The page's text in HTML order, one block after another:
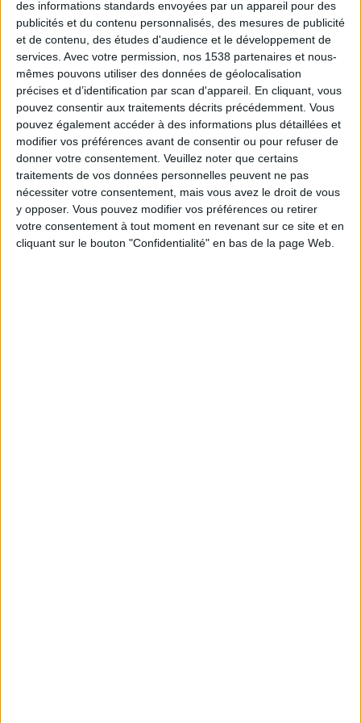
des informations standards envoyées par un appareil pour des
publicités et du contenu personnalisés, des mesures de publicité
et de contenu, des études d'audience et le développement de
services. Avec votre permission, nos 1538 partenaires et nous-
mêmes pouvons utiliser des données de géolocalisation
précises et d’identification par scan d'appareil. En cliquant, vous
pouvez consentir aux traitements décrits précédemment. Vous
pouvez également accéder à des informations plus détaillées et
modifier vos préférences avant de consentir ou pour refuser de
donner votre consentement. Veuillez noter que certains
traitements de vos données personnelles peuvent ne pas
nécessiter votre consentement, mais vous avez le droit de vous
y opposer. Vous pouvez modifier vos préférences ou retirer
votre consentement à tout moment en revenant sur ce site et en
cliquant sur le bouton "Confidentialité" en bas de la page Web.
En janvier 1990, alors âgée de 15 ans, je pesais 77
kilos. En décembre 1990, je pesais 83 kg. En août
1993, je pesais 94,5 kg.
A 20 ans (en 1995), j'avais vu une nutritionniste.
J'avais perdu 10 kilos avec sa méthode. Mais je les ai
repris par la suite. En effet, je trouvais son
programme nutritionnel trop strict.
En mars 2012 (à 37 ans), je commence le plan de